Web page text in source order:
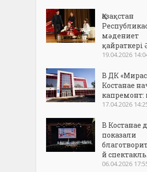
Қазақстан
мәдениет
қайраткері
19.04.2026
В ДК
Костанае
капремонт:
17.04.2026
В Костанае
показали
й
06.04.2026